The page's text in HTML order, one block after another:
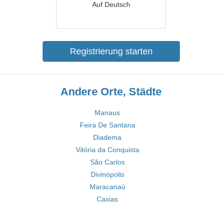
Auf Deutsch
Registrierung starten
Andere Orte, Städte
Manaus
Feira De Santana
Diadema
Vitória da Conquista
São Carlos
Divinópolis
Maracanaú
Caxias